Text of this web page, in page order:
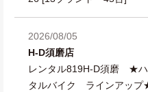
2026/08/05
H-D須磨店
レンタル819H-D須磨 ★ハ
タルバイク ラインアッ